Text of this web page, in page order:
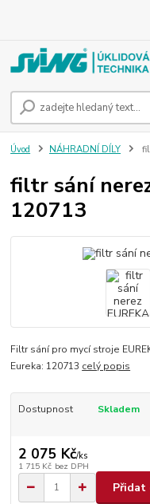
Úvod NÁHRADNÍ DÍLY
filtr sání
120713
Filtr sání pro mycí stroje
Eureka: 120713 celý popis
Dostupnost Skladem
2 075 Kč/ks
1 715 Kč bez DPH
Přidat